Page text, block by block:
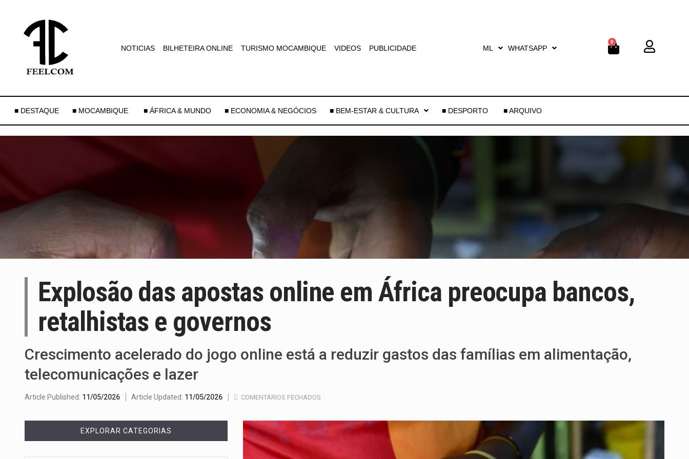
NOTICIAS BILHETEIRA ONLINE TURISMO MOCAMBIQUE VIDEOS PUBLICIDADE ML WHATSAPP
0
■ DESTAQUE ■ MOCAMBIQUE ■ ÁFRICA & MUNDO ■ ECONOMIA & NEGÓCIOS ■ BEM-ESTAR & CULTURA ■ DESPORTO ■ ARQUIVO
Explosão das apostas online em África preocupa bancos,
retalhistas e governos
Crescimento acelerado do jogo online está a reduzir gastos das famílias em alimentação,
telecomunicações e lazer
Article Published: 11/05/2026 Article Updated: 11/05/2026 COMENTÁRIOS FECHADOS
EXPLORAR CATEGORIAS